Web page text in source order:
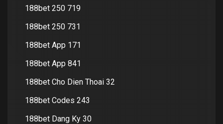
188bet 250 719
188bet 250 731
188bet App 171
188bet App 841
188bet Cho Dien Thoai 32
188bet Codes 243
188bet Dang Ky 30